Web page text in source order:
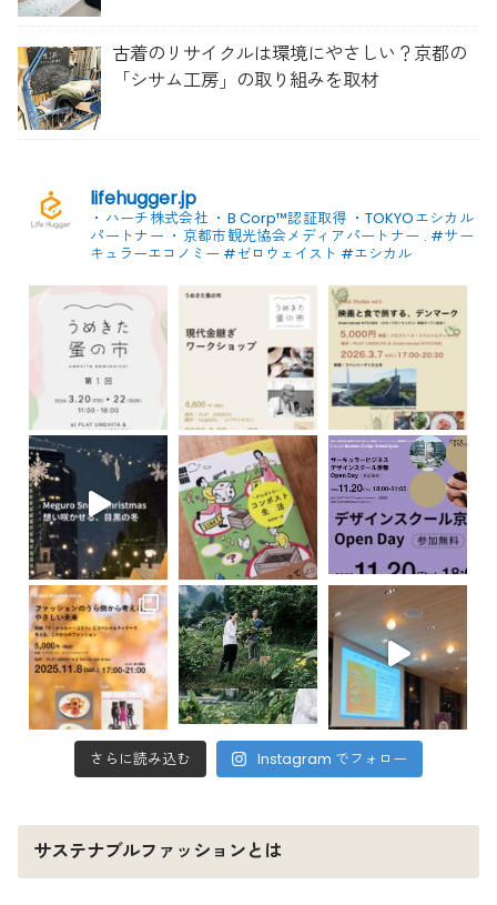
古着のリサイクルは環境にやさしい？京都の
「シサム工房」の取り組みを取材
lifehugger.jp
・ハーチ株式会社 ・B Corp™認証取得 ・TOKYOエシカル
パートナー ・京都市観光協会メディアパートナー . #サー
キュラーエコノミー #ゼロウェイスト #エシカル
さらに読み込む Instagram でフォロー
サステナブルファッションとは